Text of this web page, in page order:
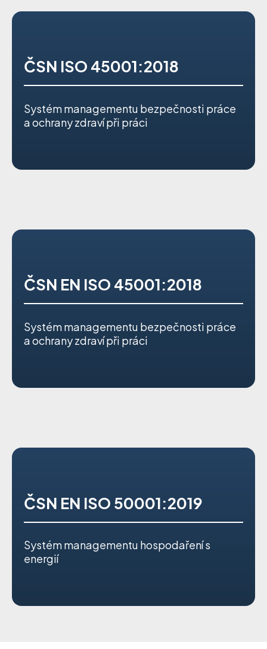
ČSN ISO 45001:2018
Systém managementu bezpečnosti práce
a ochrany zdraví při práci
ČSN EN ISO 45001:2018
Systém managementu bezpečnosti práce
a ochrany zdraví při práci
ČSN EN ISO 50001:2019
Systém managementu hospodaření s
energií